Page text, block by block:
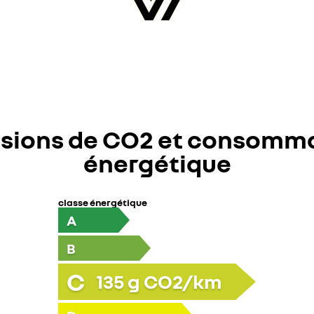
de CO2 et
énergétique
classe énergétique
A
B
C 135g CO2/km